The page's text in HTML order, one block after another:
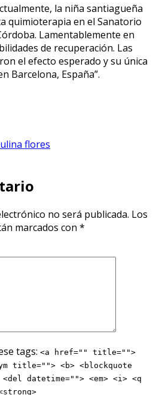
la niña santiagueña
quimioterapia en el Sanatorio
Lamentablemente en
de recuperación. Las
el efecto esperado y su única
Barcelona, España”.
flores
no será publicada. Los
marcados con *
tags: <a href="" title="">
title=""> <b> <blockquote
datetime=""> <em> <i> <q